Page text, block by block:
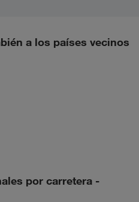
a los países vecinos
por carretera -